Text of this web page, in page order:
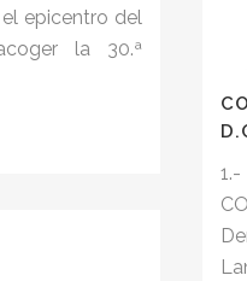
epicentro del
la 30.ª